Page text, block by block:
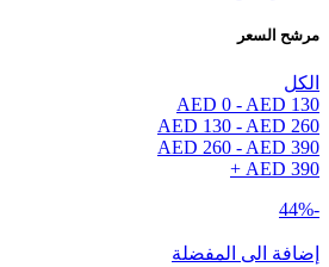
مرشح السعر
الكل
AED 0 - AED 130
AED 130 - AED 260
AED 260 - AED 390
AED 390
+
-44%
إضافة الى المفضلة